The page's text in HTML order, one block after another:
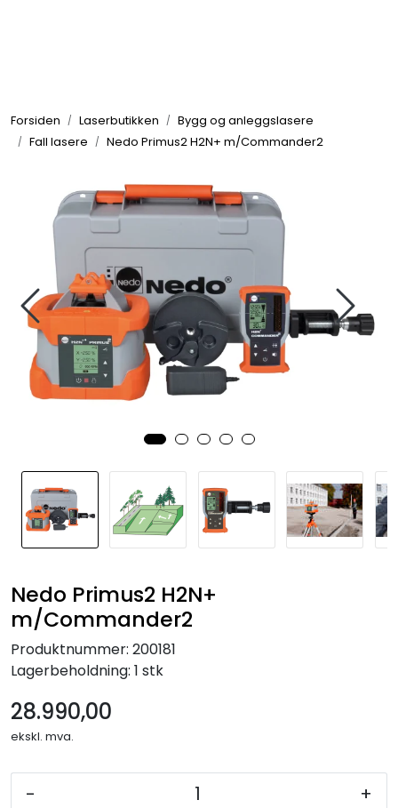
Forsiden Laserbutikken
Bygg og anleggslasere
Fall lasere
Nedo Primus2 H2N+ m/Commander2
Nedo Primus2 H2N+
m/Commander2
Produktnummer: 200181
Lagerbeholdning: 1 stk
28.990,00
ekskl. mva.
- +
Tjenester
Ansatte
Kontakt oss
Laserbutikken